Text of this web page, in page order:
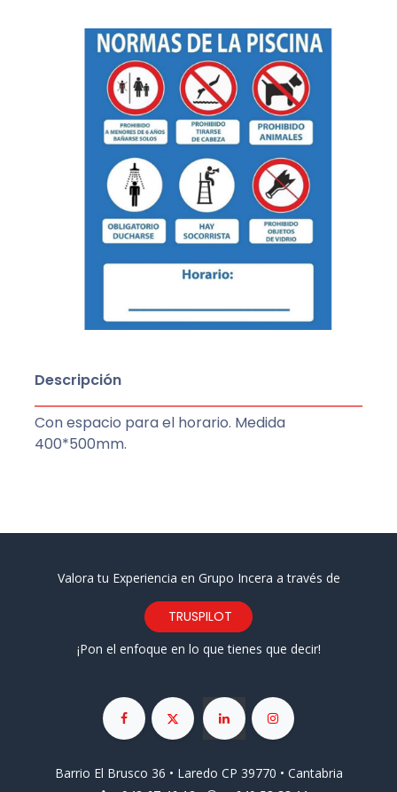
Descripción
Con espacio para el horario. Medida
400*500mm.
Valora tu Experiencia en Grupo Incera a través de
TRUSPILOT
¡Pon el enfoque en lo que tienes que decir!
Barrio El Brusco 36 • Laredo CP 39770 • Cantabria